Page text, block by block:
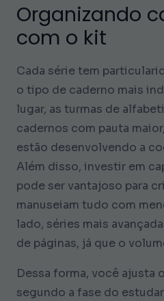
Organizando
com o kit
Cada série tem
o tipo de caderno mais
lugar, as turmas de
cadernos com pauta
estão desenvolvendo a
Além disso, investir em
pode ser vantajoso para
manuseiam tudo com
lado, séries mais
de páginas, já que o
Dessa forma, você ajusta
segundo a fase do